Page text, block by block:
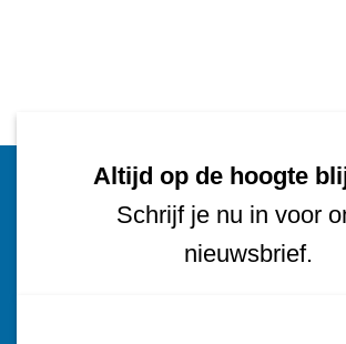
Altijd op de hoogte
Schrijf je nu in voor
nieuwsbrief.